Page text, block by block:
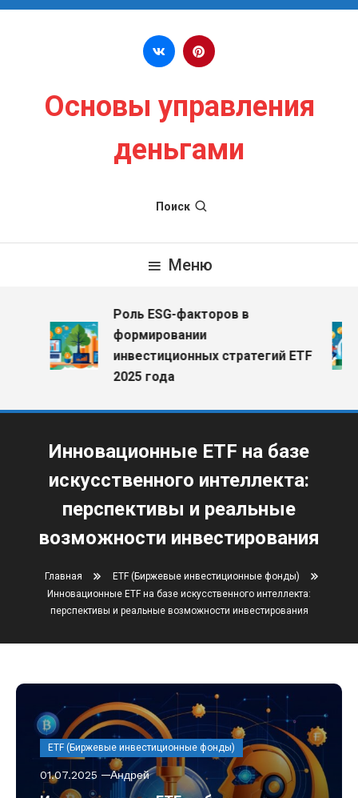
Перейти к содержимому
Основы управления
деньгами
Поиск
Меню
Роль ESG-факторов в
формировании
инвестиционных стратегий ETF
2025 года
Инновационные ETF на базе
искусственного интеллекта:
перспективы и реальные
возможности инвестирования
Главная
ETF (Биржевые инвестиционные фонды)
Инновационные ETF на базе искусственного интеллекта:
перспективы и реальные возможности инвестирования
ETF (Биржевые инвестиционные фонды)
01.07.2025 Андрей